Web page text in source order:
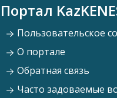
Портал
Пользовательское
О портале
Обратная связь
Часто задоваемые